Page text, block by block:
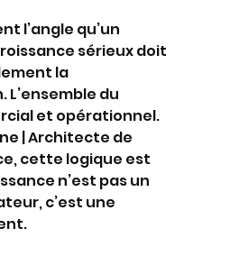
l’angle qu’un
sérieux doit
la
du
et opérationnel.
| Architecte de
cette logique est
n’est pas un
c’est une